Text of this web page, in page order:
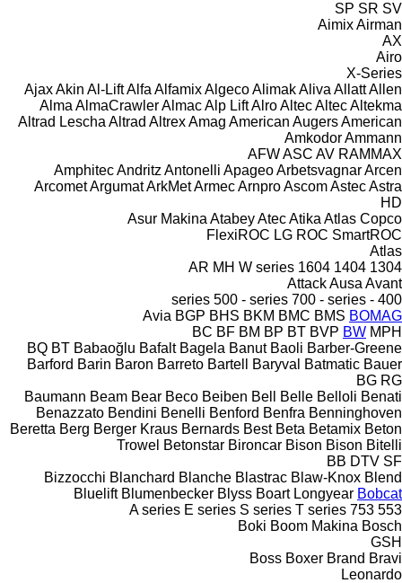
SP SR SV
AimixAirman
AX
Airo
X-Series
AjaxAkin Al-LiftAlfa AlfamixAlgecoAlimakAliva AllattAllen
Alma AlmaCrawlerAlmacAlp LiftAlroAltecAltecAltekma
Altrad Lescha Altrad AltrexAmag American AugersAmerican
AmkodorAmmann
AFWASC AV RAMMAX
AmphitecAndritz Antonelli ApageoArbetsvagnarArcen
ArcometArgumatArkMetArmecArnproAscomAstecAstra
HD
Asur Makina AtabeyAtecAtika Atlas Copco
FlexiROC LG ROC SmartROC
Atlas
1304
1404
1604
AR MH W series
AttackAusa Avant
400 - series
500 - series 700 - series
Avia BGP BHS BKM BMC BMS BOMAG
BC BF BM BP BT BVP BW MPH
BQ BT Babaoğlu Bafalt Bagela Banut Baoli Barber-Greene
Barford Barin Baron Barreto Bartell Baryval Batmatic Bauer
BG RG
Baumann Beam Bear Beco Beiben Bell Belle Belloli Benati
Benazzato Bendini Benelli Benford Benfra Benninghoven
Beretta Berg Berger Kraus Bernards Best Beta Betamix Beton
Trowel Betonstar Bironcar Bison Bison Bitelli
BB DTV SF
Bizzocchi Blanchard Blanche Blastrac Blaw-Knox Blend
Bluelift Blumenbecker Blyss Boart Longyear Bobcat
553
753
A series E series S series T series
Boki Boom Makina Bosch
GSH
Boss Boxer Brand Bravi
Leonardo